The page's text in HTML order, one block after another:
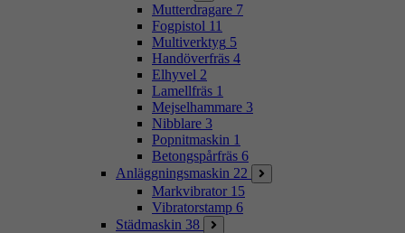
Mutterdragare 7
Fogpistol 11
Multiverktyg 5
Handöverfräs 4
Elhyvel 2
Lamellfräs 1
Mejselhammare 3
Nibblare 3
Popnitmaskin 1
Betongspårfräs 6
Anläggningsmaskin 22
Markvibrator 15
Vibratorstamp 6
Städmaskin 38